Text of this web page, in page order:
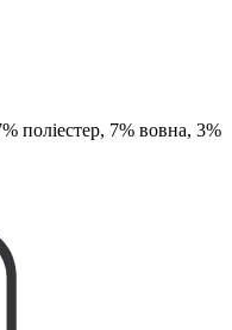
поліестер, 7% вовна, 3%